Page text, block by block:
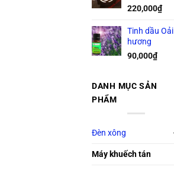
220,000₫
Tinh dầu Oải
hương
90,000₫
DANH MỤC SẢN
PHẨM
Đèn xông
Máy khuếch tán